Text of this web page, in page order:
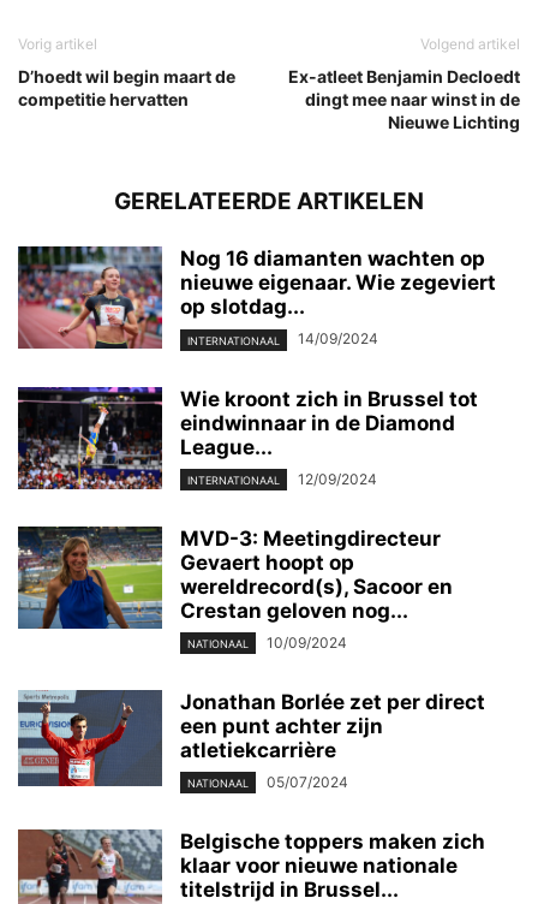
Vorig artikel
D’hoedt wil begin maart de
competitie hervatten
Volgend artikel
Ex-atleet Benjamin Decloedt
dingt mee naar winst in de
Nieuwe Lichting
GERELATEERDE ARTIKELEN
Nog 16 diamanten wachten op
nieuwe eigenaar. Wie zegeviert
op slotdag...
INTERNATIONAAL 14/09/2024
Wie kroont zich in Brussel tot
eindwinnaar in de Diamond
League...
INTERNATIONAAL 12/09/2024
MVD-3: Meetingdirecteur
Gevaert hoopt op
wereldrecord(s), Sacoor en
Crestan geloven nog...
NATIONAAL 10/09/2024
Jonathan Borlée zet per direct
een punt achter zijn
atletiekcarrière
NATIONAAL 05/07/2024
Belgische toppers maken zich
klaar voor nieuwe nationale
titelstrijd in Brussel...